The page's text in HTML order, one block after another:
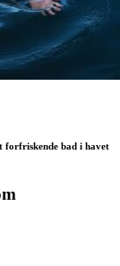
forfriskende bad i havet